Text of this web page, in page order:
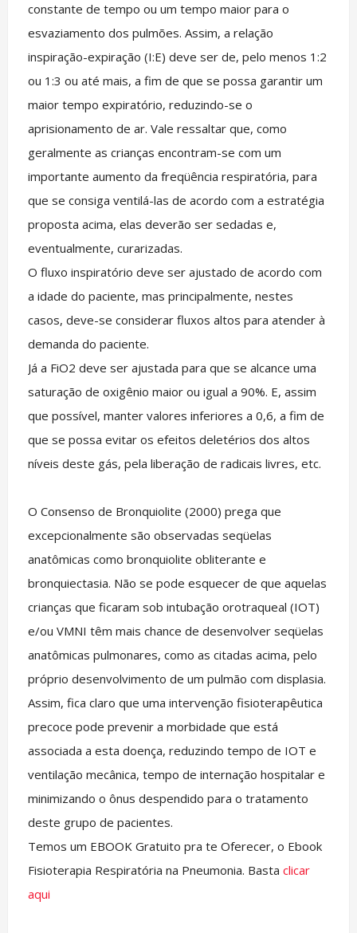
constante de tempo ou um tempo maior para o
esvaziamento dos pulmões. Assim, a relação
inspiração-expiração (I:E) deve ser de, pelo menos 1:2
ou 1:3 ou até mais, a fim de que se possa garantir um
maior tempo expiratório, reduzindo-se o
aprisionamento de ar. Vale ressaltar que, como
geralmente as crianças encontram-se com um
importante aumento da freqüência respiratória, para
que se consiga ventilá-las de acordo com a estratégia
proposta acima, elas deverão ser sedadas e,
eventualmente, curarizadas.
O fluxo inspiratório deve ser ajustado de acordo com
a idade do paciente, mas principalmente, nestes
casos, deve-se considerar fluxos altos para atender à
demanda do paciente.
Já a FiO2 deve ser ajustada para que se alcance uma
saturação de oxigênio maior ou igual a 90%. E, assim
que possível, manter valores inferiores a 0,6, a fim de
que se possa evitar os efeitos deletérios dos altos
níveis deste gás, pela liberação de radicais livres, etc.
O Consenso de Bronquiolite (2000) prega que
excepcionalmente são observadas seqüelas
anatômicas como bronquiolite obliterante e
bronquiectasia. Não se pode esquecer de que aquelas
crianças que ficaram sob intubação orotraqueal (IOT)
e/ou VMNI têm mais chance de desenvolver seqüelas
anatômicas pulmonares, como as citadas acima, pelo
próprio desenvolvimento de um pulmão com displasia.
Assim, fica claro que uma intervenção fisioterapêutica
precoce pode prevenir a morbidade que está
associada a esta doença, reduzindo tempo de IOT e
ventilação mecânica, tempo de internação hospitalar e
minimizando o ônus despendido para o tratamento
deste grupo de pacientes.
Temos um EBOOK Gratuito pra te Oferecer, o Ebook
Fisioterapia Respiratória na Pneumonia. Basta clicar
aqui